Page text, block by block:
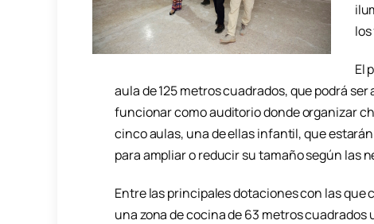
El
aula de 125 metros cuadrados, que podrá
funcionar como auditorio donde organizar
cinco aulas, una de ellas infantil, que
para ampliar o reducir su tamaño según las
Entre las principales dotaciones con las que
una zona de cocina de 63 metros